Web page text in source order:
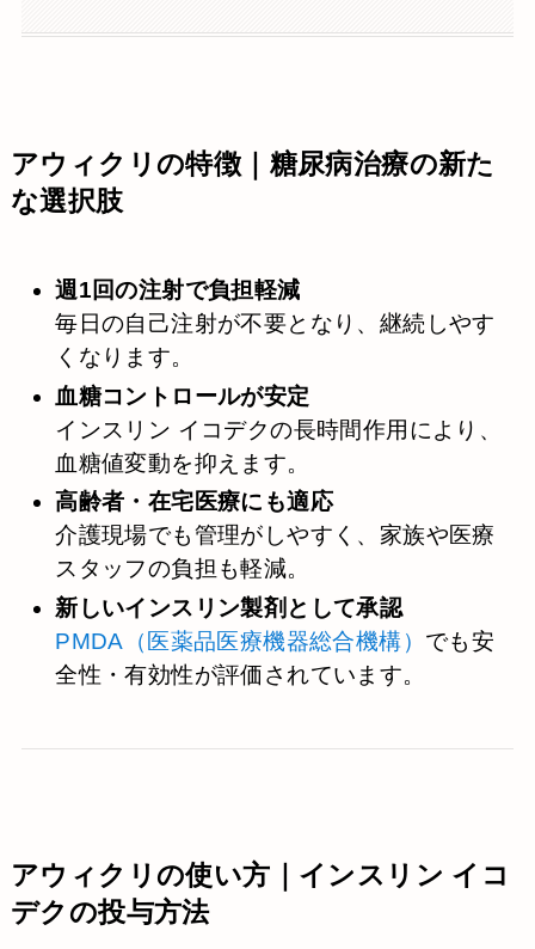
アウィクリの特徴｜糖尿病治療の新た
な選択肢
週1回の注射で負担軽減
毎日の自己注射が不要となり、継続しやす
くなります。
血糖コントロールが安定
インスリン イコデクの長時間作用により、
血糖値変動を抑えます。
高齢者・在宅医療にも適応
介護現場でも管理がしやすく、家族や医療
スタッフの負担も軽減。
新しいインスリン製剤として承認
PMDA（医薬品医療機器総合機構） でも安
全性・有効性が評価されています。
アウィクリの使い方｜インスリン イコ
デクの投与方法